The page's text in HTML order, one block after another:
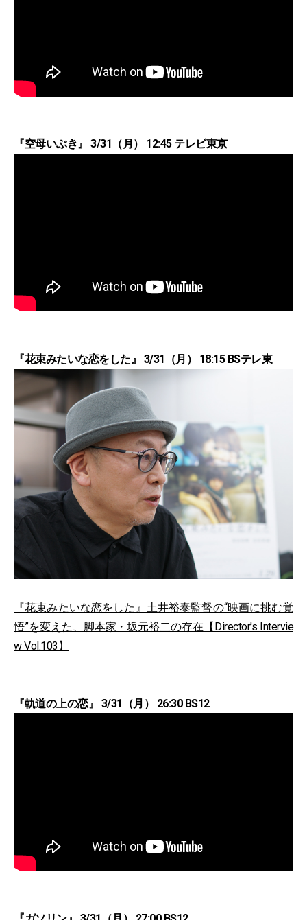
『空母いぶき』 3/31（月） 12:45 テレビ東京
『花束みたいな恋をした』 3/31（月） 18:15 BSテレ東
『花束みたいな恋をした』土井裕泰監督の“映画に挑む覚
悟”を変えた、脚本家・坂元裕二の存在【Director's Intervie
w Vol.103】
『軌道の上の恋』 3/31（月） 26:30 BS12